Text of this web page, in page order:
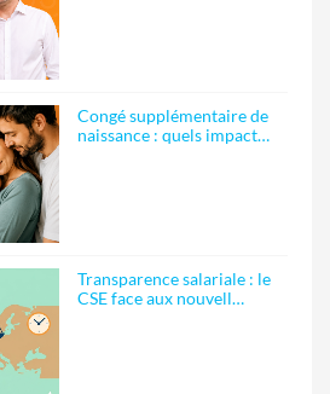
Congé supplémentaire de
naissance : quels impact…
Transparence salariale : le
CSE face aux nouvell…